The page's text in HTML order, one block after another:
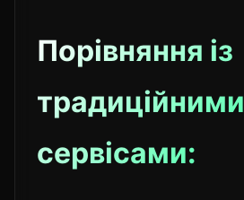
Порівняння із
традиційними
сервісами: